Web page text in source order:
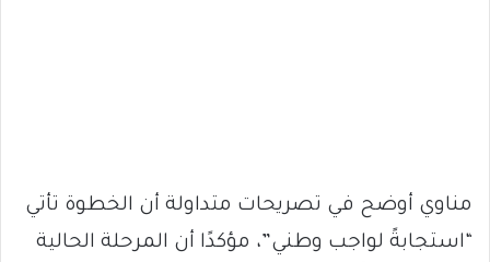
مناوي أوضح في تصريحات متداولة أن الخطوة تأتي
“استجابةً لواجب وطني”، مؤكدًا أن المرحلة الحالية